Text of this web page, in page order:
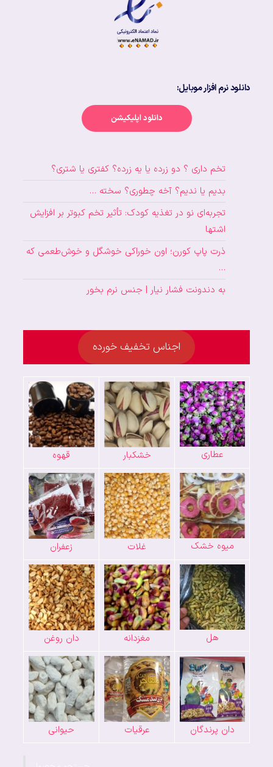
دانلود نرم افزار موبایل:
دانلود اپلیکیشن
تخم داری ؟ دو زرده یا یه زرده؟ کفتری یا شتری؟
بدیم یا ندیم؟ آخه چطوری؟ سخته …
تجربه‌ای نو در تغذیه کودک: تأثیر تخم کبوتر بر افزایش
اشتها
ذرت پاپ کورن؛ اون خوراکی خوشگل و خوش‌طعمی که
…
به دندونت فشار نیار | جنس نرم بخور
اجناس تخفیف خورده
عطاری خشکبار قهوه
میوه خشک غلات زعفران
هل مغزدانه دان روغن
دان پرندگان عرقیات حیوانی